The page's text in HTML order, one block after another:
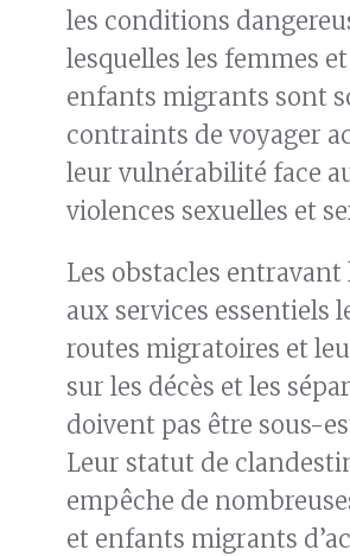
les conditions
lesquelles les femmes
enfants migrants sont
contraints de voyager
leur vulnérabilité face
violences sexuelles et
Les obstacles entravant
aux services essentiels
routes migratoires et
sur les décès et les
doivent pas être sous-
Leur statut de
empêche de
et enfants migrants